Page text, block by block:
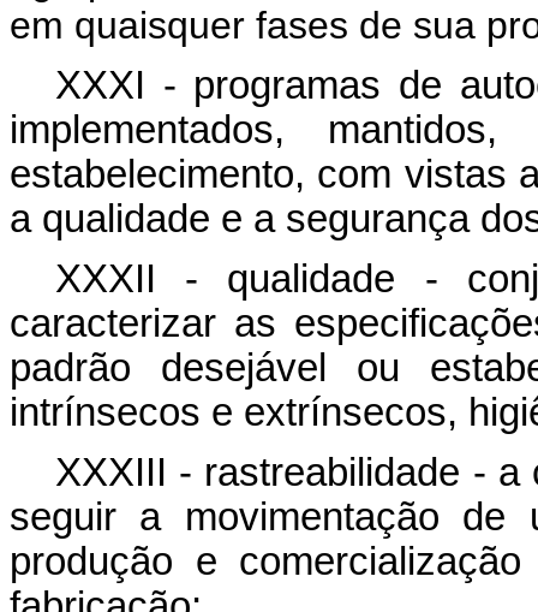
em quaisquer fases de sua
XXXI - programas de
implementados,
estabelecimento, com vistas
a qualidade e a segurança
XXXII - qualidade -
caracterizar as
padrão desejável ou
intrínsecos e extrínsecos,
XXXIII - rastreabilidade -
seguir a movimentação
produção e